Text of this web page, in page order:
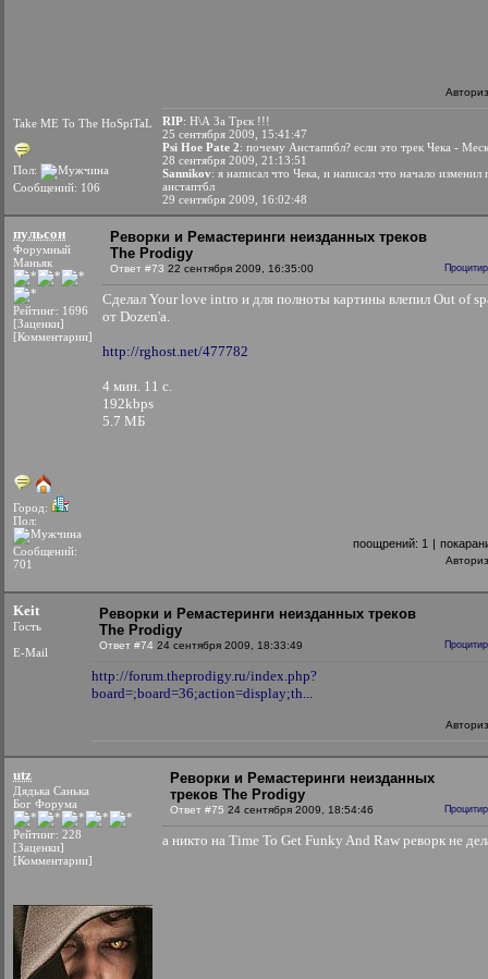
Take ME To The HoSpiTaL
Пол:
Сообщений: 106
RIP: Н\А За Трєк !!!
25 сентября 2009, 15:41:47
Psi Hoe Pate 2: почему Анстаппбл? если это трек Чека -
28 сентября 2009, 21:13:51
Sannikov: я написал что Чека, и написал что начало изменил
анстаптбл
29 сентября 2009, 16:02:48
пульсон
Форумный
Маньяк
Рейтинг: 1696
[Заценки]
[Комментарии]
Город:
Пол:
Сообщений:
701
Реворки и Ремастеринги неизданных треков
The Prodigy
Ответ #73 22 сентября 2009, 16:35:00
Сделал Your love intro и для полноты картины влепил Out of
от Dozen'a.
http://rghost.net/477782
4 мин. 11 с.
192kbps
5.7 МБ
поощрений: 1 |
Keit
Гость
E-Mail
Реворки и Ремастеринги неизданных треков
The Prodigy
Ответ #74 24 сентября 2009, 18:33:49
http://forum.theprodigy.ru/index.php?
board=;board=36;action=display;th...
utz
Дядька Санька
Бог Форума
Рейтинг: 228
[Заценки]
[Комментарии]
Реворки и Ремастеринги неизданных
треков The Prodigy
Ответ #75 24 сентября 2009, 18:54:46
а никто на Time To Get Funky And Raw реворк не